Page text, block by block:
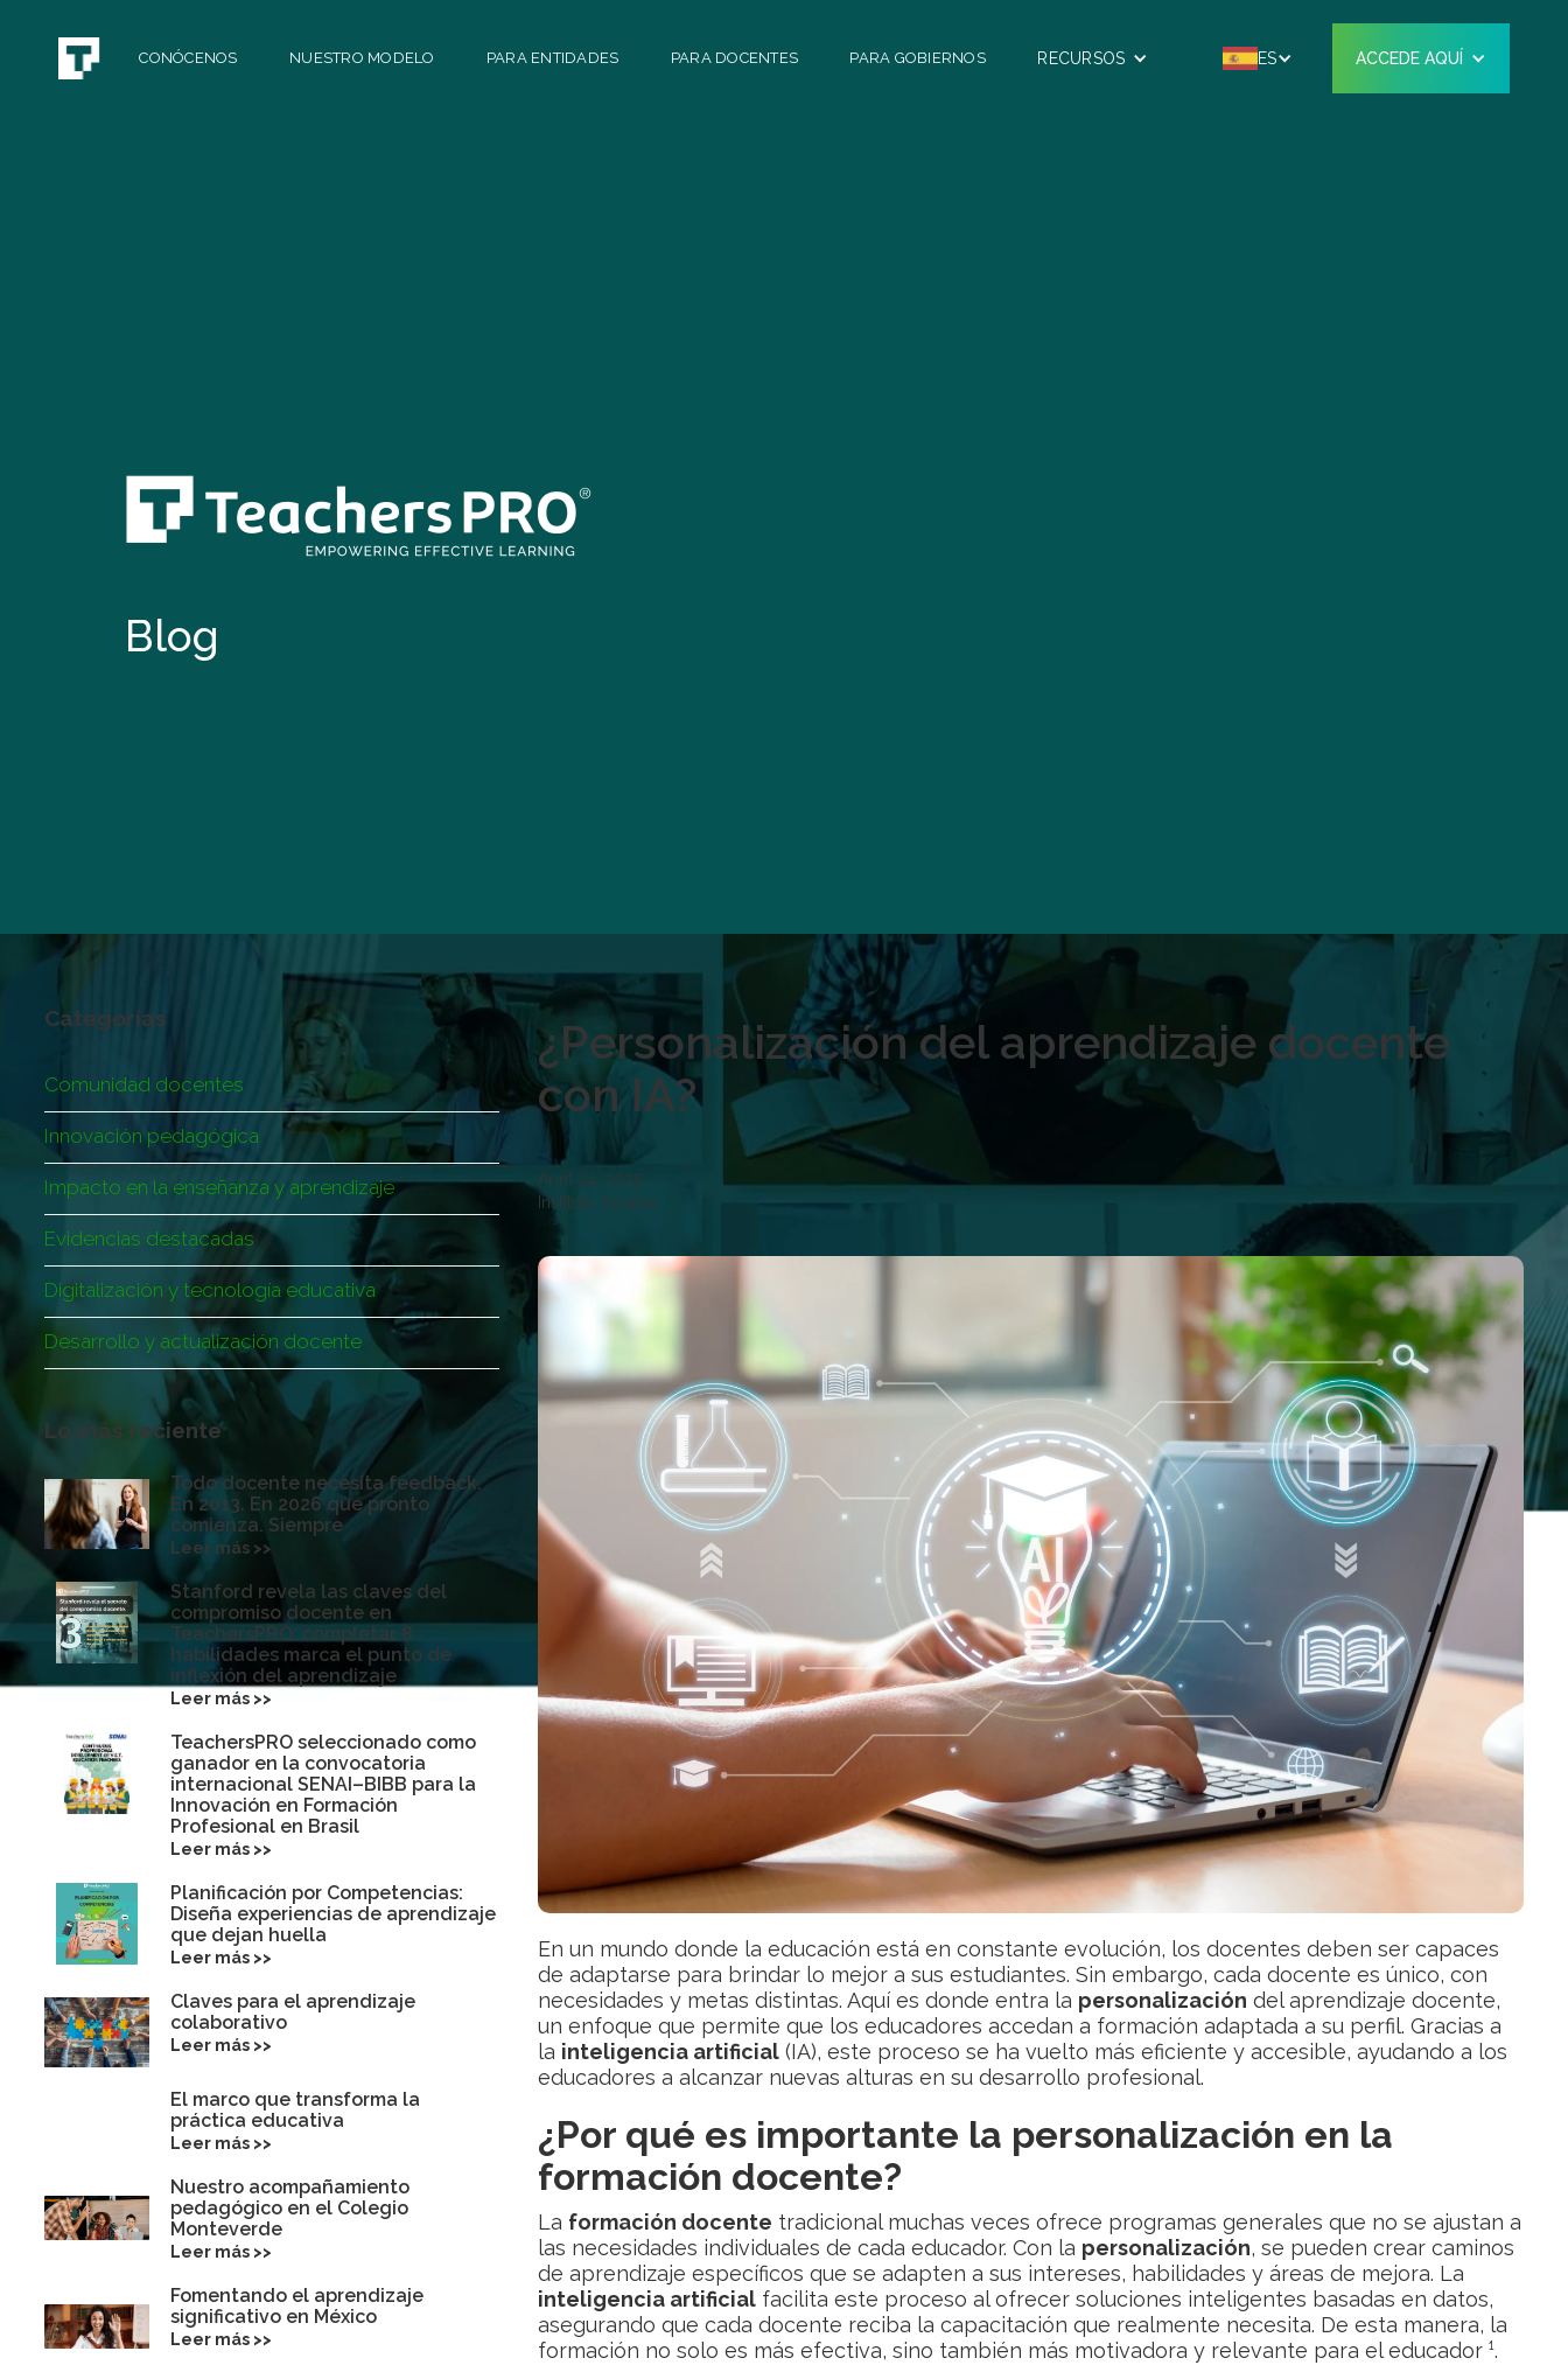
CONÓCENOS NUESTRO MODELO PARA ENTIDADES PARA DOCENTES PARA GOBIERNOS RECURSOS ES ACCEDE AQUÍ
Blog
Categorías
Comunidad docentes
Innovación pedagógica
Impacto en la enseñanza y aprendizaje
Evidencias destacadas
Digitalización y tecnología educativa
Desarrollo y actualización docente
Lo más reciente
Todo docente necesita feedback.
En 2013. En 2026 que pronto
comienza. Siempre
Leer más >>
Stanford revela las claves del
compromiso docente en
TeachersPRO: completar 8
habilidades marca el punto de
inflexión del aprendizaje
Leer más >>
TeachersPRO seleccionado como
ganador en la convocatoria
internacional SENAI–BIBB para la
Innovación en Formación
Profesional en Brasil
Leer más >>
Planificación por Competencias:
Diseña experiencias de aprendizaje
que dejan huella
Leer más >>
Claves para el aprendizaje
colaborativo
Leer más >>
El marco que transforma la
práctica educativa
Leer más >>
Nuestro acompañamiento
pedagógico en el Colegio
Monteverde
Leer más >>
Fomentando el aprendizaje
significativo en México
Leer más >>
¿Personalización del aprendizaje docente
con IA?
April 24, 2025
Instituto Escalae
En un mundo donde la educación está en constante evolución, los docentes deben ser capaces
de adaptarse para brindar lo mejor a sus estudiantes. Sin embargo, cada docente es único, con
necesidades y metas distintas. Aquí es donde entra la personalización del aprendizaje docente,
un enfoque que permite que los educadores accedan a formación adaptada a su perfil. Gracias a
la inteligencia artificial(IA), este proceso se ha vuelto más eficiente y accesible, ayudando a los
educadores a alcanzar nuevas alturas en su desarrollo profesional.
¿Por qué es importante la personalización en la
formación docente?
La formación docente tradicional muchas veces ofrece programas generales que no se ajustan a
las necesidades individuales de cada educador. Con la personalización, se pueden crear caminos
de aprendizaje específicos que se adapten a sus intereses, habilidades y áreas de mejora. La
inteligencia artificialfacilita este proceso al ofrecer soluciones inteligentes basadas en datos,
asegurando que cada docente reciba la capacitación que realmente necesita. De esta manera, la
formación no solo es más efectiva, sino también más motivadora y relevante para el educador ¹.